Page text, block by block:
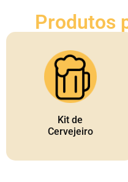
Produtos
Kit de
Cervejeiro